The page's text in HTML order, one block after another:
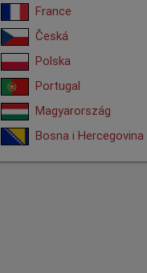
France
Česká
Polska
Portugal
Magyarország
Bosna i Hercegovina